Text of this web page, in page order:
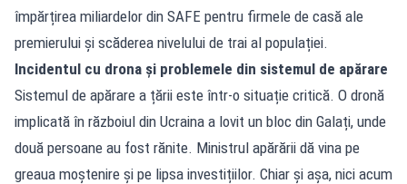
împărțirea miliardelor din SAFE pentru firmele de casă ale
premierului și scăderea nivelului de trai al populației.
Incidentul cu drona și problemele din sistemul de apărare
Sistemul de apărare a țării este într-o situație critică. O dronă
implicată în războiul din Ucraina a lovit un bloc din Galați, unde
două persoane au fost rănite. Ministrul apărării dă vina pe
greaua moștenire și pe lipsa investițiilor. Chiar și așa, nici acum